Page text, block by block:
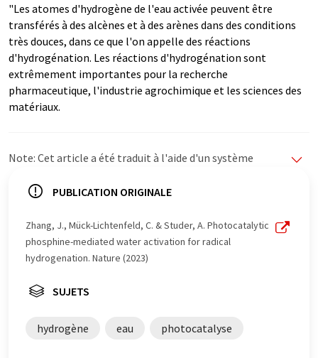
"Les atomes d'hydrogène de l'eau activée peuvent être
transférés à des alcènes et à des arènes dans des conditions
très douces, dans ce que l'on appelle des réactions
d'hydrogénation. Les réactions d'hydrogénation sont
extrêmement importantes pour la recherche
pharmaceutique, l'industrie agrochimique et les sciences des
matériaux.
Note: Cet article a été traduit à l'aide d'un système
propose ces traductions automatiques pour présenter
été traduit avec traduction automatique, il est possible
qu'il contienne des erreurs de vocabulaire, de syntaxe ou
de grammaire. L'article original dans Anglais peut être
PUBLICATION ORIGINALE
Zhang, J., Mück-Lichtenfeld, C. & Studer, A. Photocatalytic
phosphine-mediated water activation for radical
hydrogenation. Nature (2023)
SUJETS
hydrogène eau photocatalyse